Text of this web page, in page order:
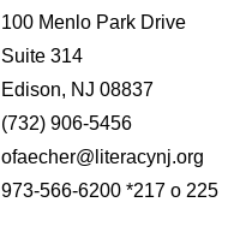
100 Menlo Park Drive
Suite 314
Edison, NJ 08837
(732) 906-5456
ofaecher@literacynj.org
973-566-6200 *217 o 225